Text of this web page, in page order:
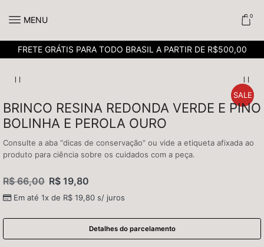
MENU 0
FRETE GRÁTIS PARA TODO BRASIL A PARTIR DE R$500,00
SALE
BRINCO RESINA REDONDA VERDE E PINO
BOLINHA E PEROLA OURO
Consulte a aba “dicas de conservação” ou vide a etiqueta afixada ao
produto para ciência sobre os cuidados com a peça.
R$66,00 R$19,80
Em até 1x de R$ 19,80 s/ juros
Detalhes do parcelamento